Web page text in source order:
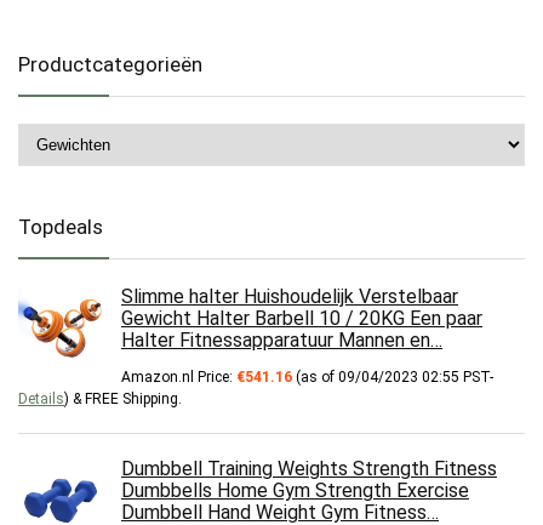
Productcategorieën
Topdeals
Slimme halter Huishoudelijk Verstelbaar
Gewicht Halter Barbell 10 / 20KG Een paar
Halter Fitnessapparatuur Mannen en…
Amazon.nl Price: €541.16 (as of 09/04/2023 02:55 PST-
Details) & FREE Shipping
Dumbbell Training Weights Strength Fitness
Dumbbells Home Gym Strength Exercise
Dumbbell Hand Weight Gym Fitness…